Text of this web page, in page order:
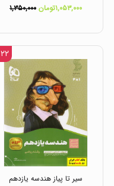
۱,۰۵۳,۰۰۰تومان ۱,۳۵۰,۰۰۰
۲۲ %
سیر تا پیاز هندسه یازدهم